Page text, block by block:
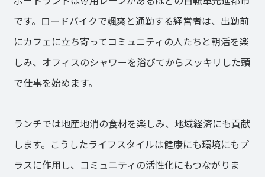
です。ロードバイクで颯爽と通勤する経営者は、出勤前
にカフェに立ち寄ってコミュニティの人たちと朝活を楽
しみ、オフィスのシャワーを浴びてからスッキリした頭
で仕事を始めます。
ランチでは地産地消の食材を楽しみ、地域経済にも貢献
します。こうしたライフスタイルは健康にも環境にもプ
ラスに作用し、コミュニティの活性化にもつながりま